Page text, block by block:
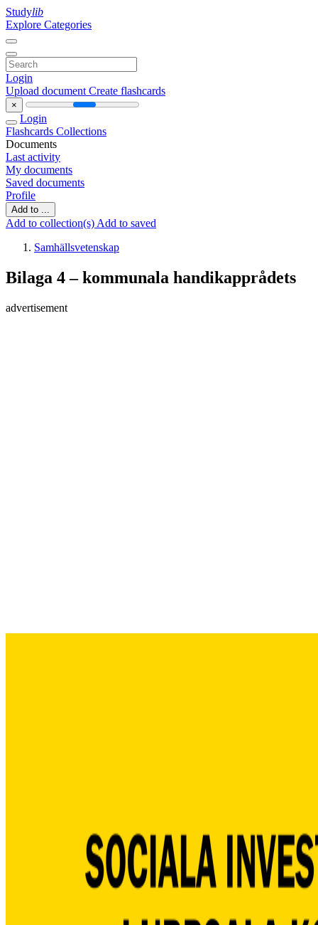
Studylib
Explore Categories
Login
Upload document Create flashcards
×
Login
Flashcards Collections
Documents
Last activity
My documents
Saved documents
Profile
Add to ...
Add to collection(s) Add to saved
Samhällsvetenskap
Bilaga 4 – kommunala handikapprådets
advertisement